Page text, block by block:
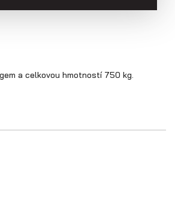
VZ O
a celkovou hmotností 750 kg.